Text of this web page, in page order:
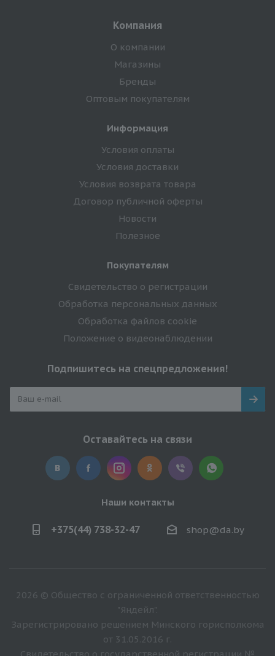
Компания
О компании
Магазины
Бренды
Оптовым покупателям
Информация
Условия оплаты
Условия доставки
Условия возврата товара
Договор публичной оферты
Новости
Полезное
Покупателям
Свидетельство о регистрации
Обработка персональных данных
Обработка файлов cookie
Положение о видеонаблюдении
Подпишитесь на спецпредложения!
Оставайтесь на связи
Наши контакты
+375(44) 738-32-47 shop@da.by
2026 © Общество с ограниченной ответственностью
"Яндейл".
Зарегистрировано решением Минского горисполкома
от 31.05.2016 г.
Свидетельство о государственной регистрации №